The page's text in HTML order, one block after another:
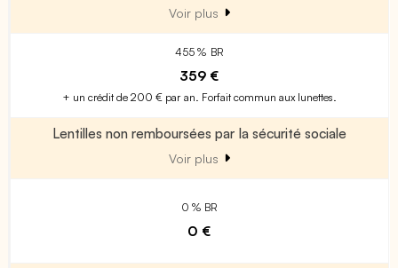
Voir plus
455 % BR
359 €
+ un crédit de 200 € par an. Forfait commun aux lunettes.
Lentilles non remboursées par la sécurité sociale
Voir plus
0 % BR
0 €